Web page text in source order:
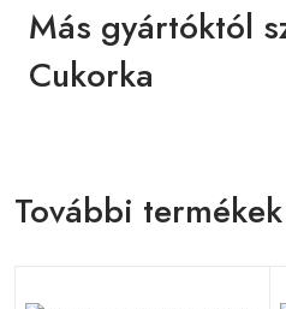
Más gyártóktól
Cukorka
További